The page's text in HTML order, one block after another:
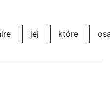
jej które